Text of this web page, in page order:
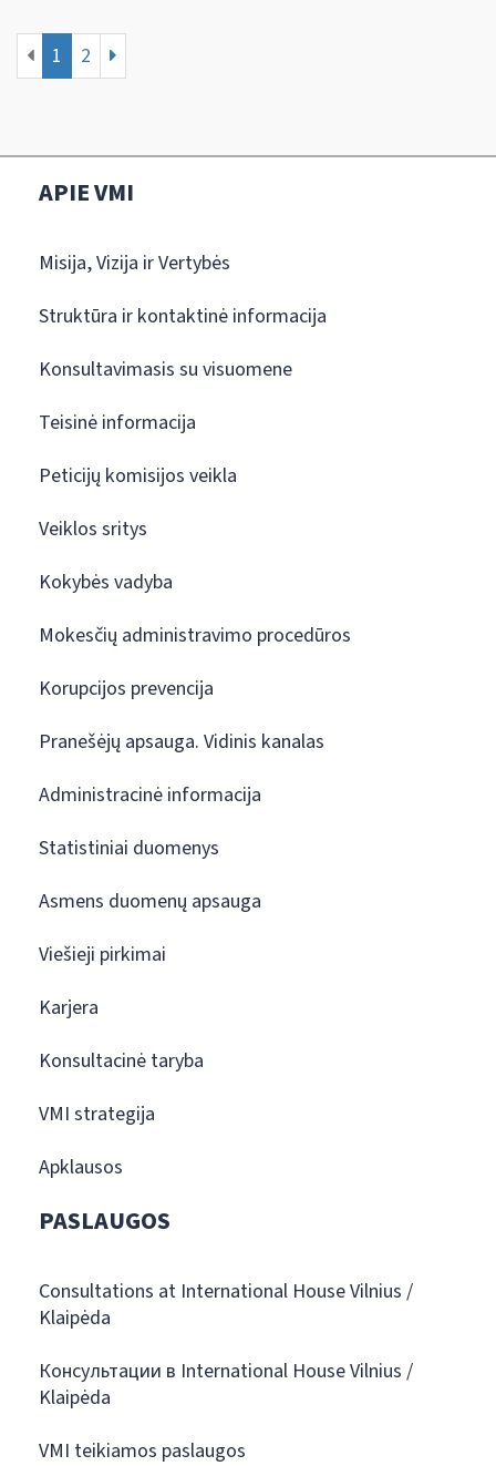
1 2
APIE VMI
Misija, Vizija ir Vertybės
Struktūra ir kontaktinė informacija
Konsultavimasis su visuomene
Teisinė informacija
Peticijų komisijos veikla
Veiklos sritys
Kokybės vadyba
Mokesčių administravimo procedūros
Korupcijos prevencija
Pranešėjų apsauga. Vidinis kanalas
Administracinė informacija
Statistiniai duomenys
Asmens duomenų apsauga
Viešieji pirkimai
Karjera
Konsultacinė taryba
VMI strategija
Apklausos
PASLAUGOS
Consultations at International House Vilnius /
Klaipėda
Консультации в International House Vilnius /
Klaipėda
VMI teikiamos paslaugos